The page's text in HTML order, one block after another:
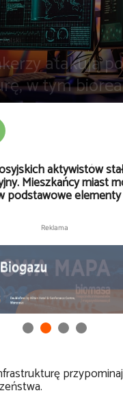
Polski
atakują
w tym
aktywistów
Mieszkańcy miast
podstawowe
Reklama